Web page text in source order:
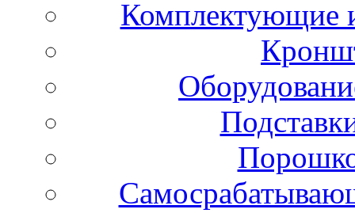
Комплектующие